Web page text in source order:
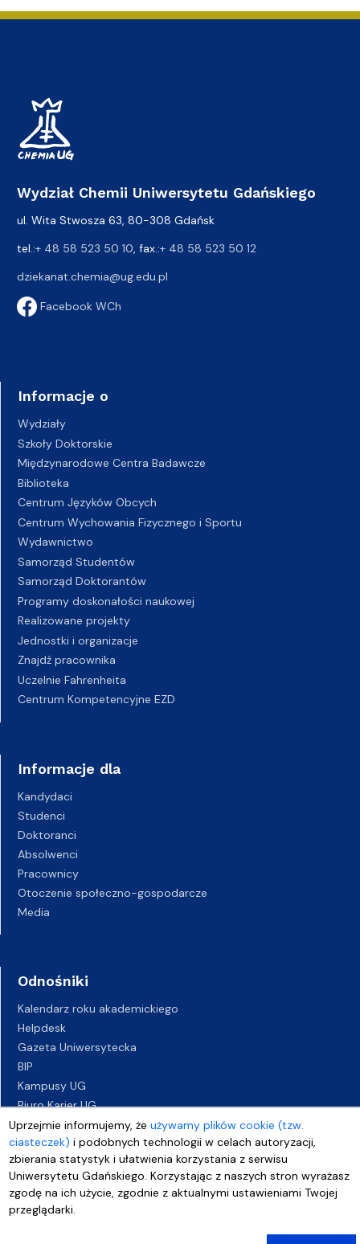
Uprzejmie informujemy, żeużywamy plików cookie (tzw.
ciasteczek) i podobnych technologii w celach autoryzacji,
zbierania statystyk i ułatwienia korzystania z serwisu
Uniwersytetu Gdańskiego. Korzystając z naszych stron wyrażasz
zgodę na ich użycie, zgodnie z aktualnymi ustawieniami Twojej
przeglądarki.
Wydział Chemii Uniwersytetu Gdańskiego
ul. Wita Stwosza 63, 80-308 Gdańsk
tel.:+ 48 58 523 50 10, fax.:+ 48 58 523 50 12
dziekanat.chemia@ug.edu.pl
Facebook WCh
Informacje o
Wydziały
Szkoły Doktorskie
Międzynarodowe Centra Badawcze
Biblioteka
Centrum Języków Obcych
Centrum Wychowania Fizycznego i Sportu
Wydawnictwo
Samorząd Studentów
Samorząd Doktorantów
Programy doskonałości naukowej
Realizowane projekty
Jednostki i organizacje
Znajdź pracownika
Uczelnie Fahrenheita
Centrum Kompetencyjne EZD
Informacje dla
Kandydaci
Studenci
Doktoranci
Absolwenci
Pracownicy
Otoczenie społeczno-gospodarcze
Media
Odnośniki
Kalendarz roku akademickiego
Helpdesk
Gazeta Uniwersytecka
BIP
Kampusy UG
Biuro Karier UG
Oferty pracy
Deklaracja dostępności